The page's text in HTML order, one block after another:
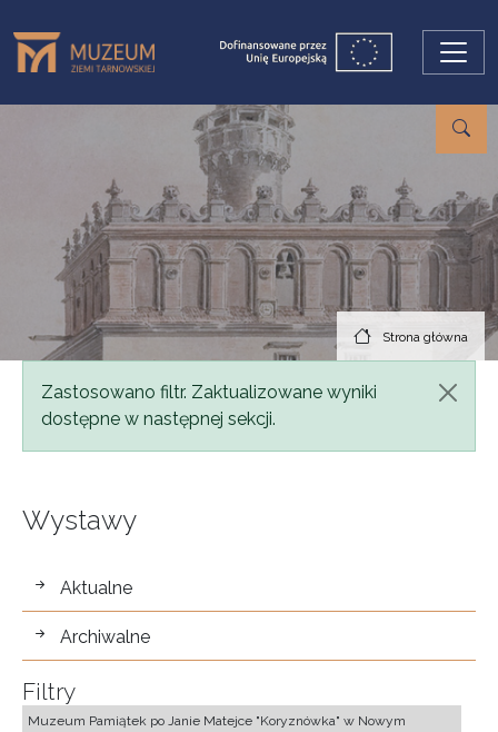
Strona główna
Komunikat
Zastosowano filtr. Zaktualizowane wyniki
dostępne w następnej sekcji.
Wystawy
wystawy
Aktualne
Archiwalne
Filtry
Muzeum Pamiątek po Janie Matejce "Koryznówka" w Nowym